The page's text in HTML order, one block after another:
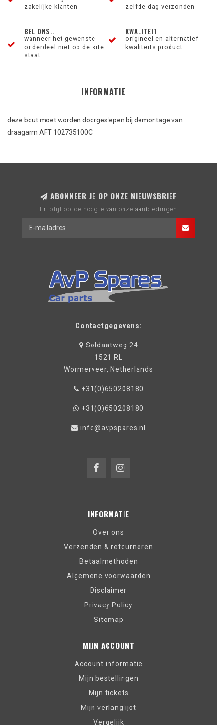
zakelijke klanten
zelfde dag verzonden
BEL ONS..
wanneer het gewenste
onderdeel niet op de site
staat
KWALITEIT
origineel en alternatief
kwaliteits product
INFORMATIE
deze bout moet worden doorgeslepen bij demontage van
draagarm AFT 102735100C
ABONNEER JE OP ONZE NIEUWSBRIEF
En blijf op de hoogte van onze aanbiedingen
Contactgegevens:
Soldaatweg 24
1521 RL
Wormerveer, Netherlands
+31(0)650208180
+31(0)650208180
info@avpspares.nl
INFORMATIE
Over ons
Verzenden & retourneren
Betaalmethoden
Algemene voorwaarden
Disclaimer
Privacy Policy
Sitemap
MIJN ACCOUNT
Account informatie
Mijn bestellingen
Mijn tickets
Mijn verlanglijst
Vergelijk